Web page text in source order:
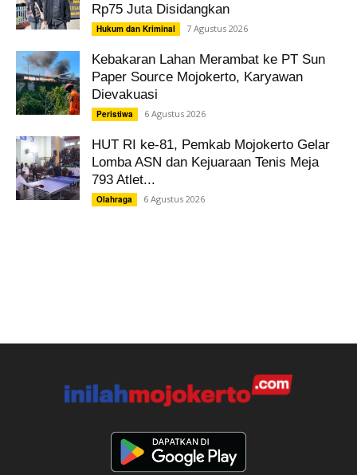
Rp75 Juta Disidangkan
Hukum dan Kriminal 7 Agustus 2026
Kebakaran Lahan Merambat ke PT Sun
Paper Source Mojokerto, Karyawan
Dievakuasi
Peristiwa 6 Agustus 2026
HUT RI ke-81, Pemkab Mojokerto Gelar
Lomba ASN dan Kejuaraan Tenis Meja
793 Atlet...
Olahraga 6 Agustus 2026